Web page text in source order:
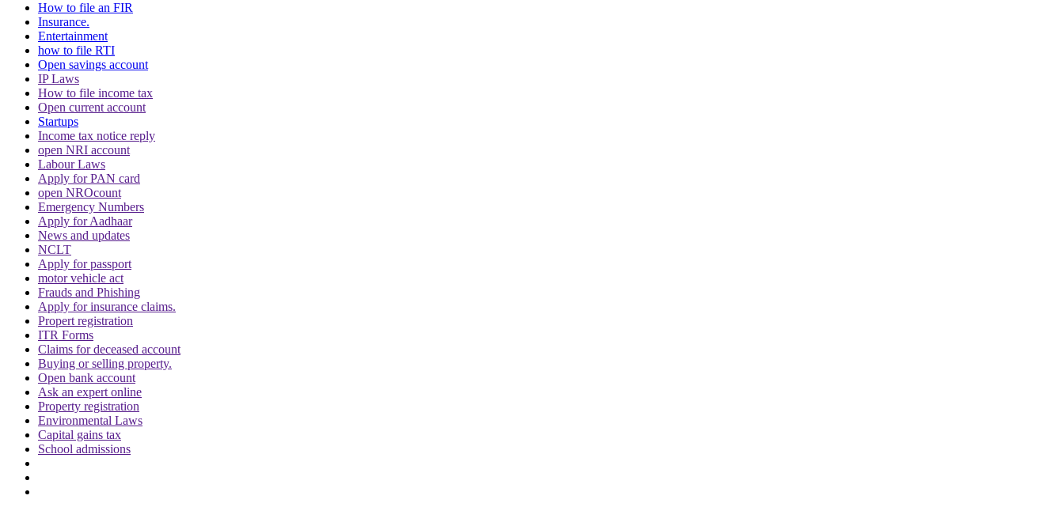
How to file an FIR
Insurance.
Entertainment
how to file RTI
Open savings account
IP Laws
How to file income tax
Open current account
Startups
Income tax notice reply
open NRI account
Labour Laws
Apply for PAN card
open NROcount
Emergency Numbers
Apply for Aadhaar
News and updates
NCLT
Apply for passport
motor vehicle act
Frauds and Phishing
Apply for insurance claims.
Propert registration
ITR Forms
Claims for deceased account
Buying or selling property.
Open bank account
Ask an expert online
Property registration
Environmental Laws
Capital gains tax
School admissions